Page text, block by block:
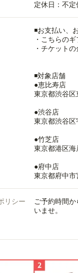
定休日：不定
◾️お支払い、
・こちらの
・チケット
◾️対象店舗
●恵比寿店
東京都渋谷
●渋谷店
東京都渋谷
●竹芝店
東京都港区
●府中店
東京都府中
リシー
ご予約時間
いませ。